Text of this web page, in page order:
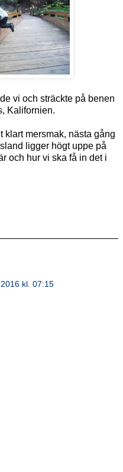
vi och sträckte på benen
Kalifornien.
klart mersmak, nästa gång
ligger högt uppe på
och hur vi ska få in det i
kl. 07:15